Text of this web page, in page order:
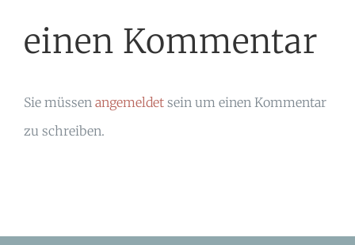
einen Kommentar
Sie müssen angemeldet sein um einen Kommentar
zu schreiben.